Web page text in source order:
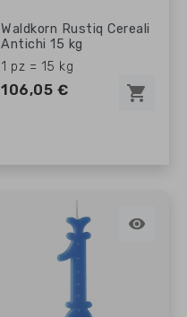
Waldkorn Rustiq Cereali
Antichi 15 kg
1 pz = 15 kg
106,05 € shopping_cart
